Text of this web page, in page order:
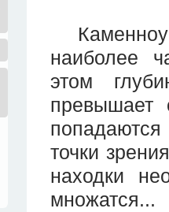
наиболее
этом
превышает
попадаются
точки
находки
множатся...